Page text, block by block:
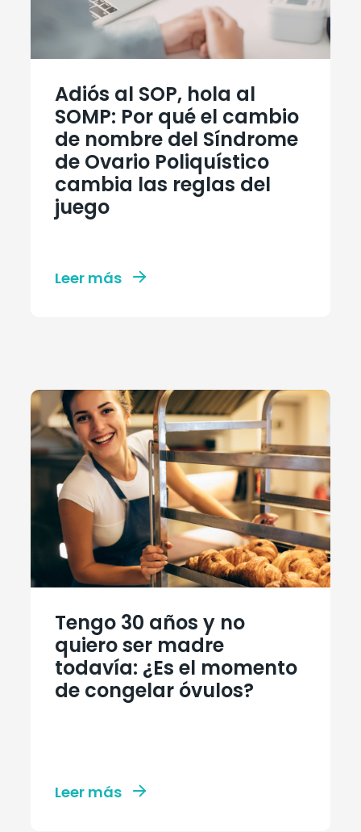
Adiós al SOP, hola al
SOMP: Por qué el cambio
de nombre del Síndrome
de Ovario Poliquístico
cambia las reglas del
juego
Leer más
Tengo 30 años y no
quiero ser madre
todavía: ¿Es el momento
de congelar óvulos?
Leer más